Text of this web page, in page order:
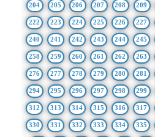
204 205 206 207 208 209
222 223 224 225 226 227
240 241 242 243 244 245
258 259 260 261 262 263
276 277 278 279 280 281
294 295 296 297 298 299
312 313 314 315 316 317
330 331 332 333 334 335